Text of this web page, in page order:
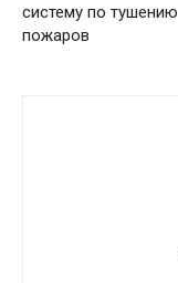
систему по тушению
пожаров